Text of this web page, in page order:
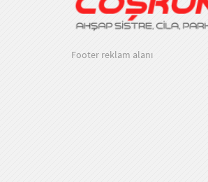
Footer reklam alanı